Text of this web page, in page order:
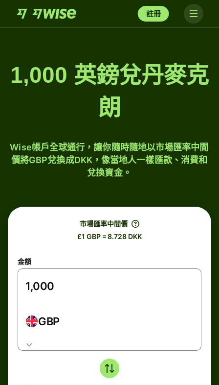
註冊
1,000 英鎊兌丹麥克
朗
Wise帳戶全球通行，讓你隨時隨地以市場匯率中間
價將GBP兌換成DKK，像當地人一樣匯款、消費和
兌換資金。
市場匯率中間價
£1 GBP = 8.728 DKK
金額
GBP